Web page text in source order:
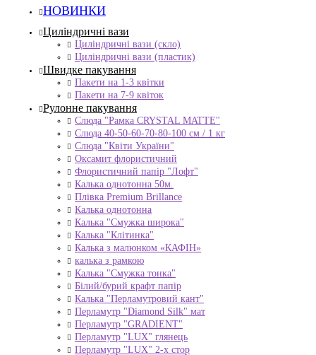
НОВИНКИ
Циліндричні вази
Циліндричні вази (скло)
Циліндричні вази (пластик)
Швидке пакування
Пакети на 1-3 квітки
Пакети на 7-9 квіток
Рулонне пакування
Слюда "Рамка CRYSTAL MATTE"
Слюда 40-50-60-70-80-100 см / 1 кг
Слюда "Квіти України"
Оксамит флористичний
Флористичний папір "Лофт"
Калька однотонна 50м.
Плівка Premium Brillance
Калька однотонна
Калька "Смужка широка"
Калька "Клітинка"
Калька з малюнком «КАФІН»
калька з рамкою
Калька "Смужка тонка"
Білий/бурий крафт папір
Калька "Перламутровий кант"
Перламутр "Diamond Silk" мат
Перламутр "GRADIENT"
Перламутр "LUX" глянець
Перламутр "LUX" 2-х стор